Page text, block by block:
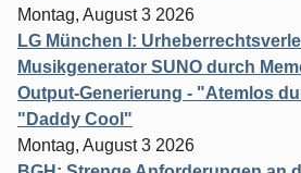
Montag, August 3 2026
LG München I:
Musikgenerator SUNO durch
Output-Generierung - "Atemlos
"Daddy Cool"
Montag, August 3 2026